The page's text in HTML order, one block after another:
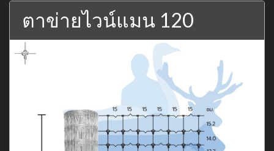
ตาข่ายไวน์แมน 120